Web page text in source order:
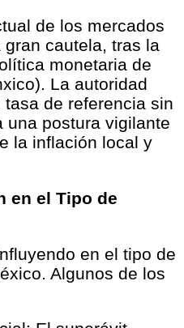
de los mercados
cautela, tras la
monetaria de
La autoridad
de referencia sin
una postura vigilante
la inflación local y
en el Tipo de
en el tipo de
Algunos de los